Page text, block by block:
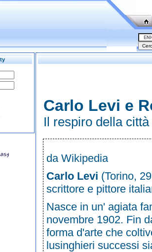
Carlo Levi e
Il respiro della
da Wikipedia
Carlo Levi (Torino,
scrittore e pittore
Nasce in un' agiata
novembre 1902. Fin
forma d'arte che
lusinghieri successi